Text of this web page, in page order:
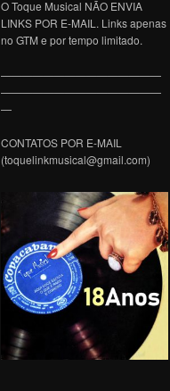
O Toque Musical NÃO ENVIA
LINKS POR E-MAIL. Links apenas
no GTM e por tempo limitado.
———————————————
———————————————
—
CONTATOS POR E-MAIL
(toquelinkmusical@gmail.com)